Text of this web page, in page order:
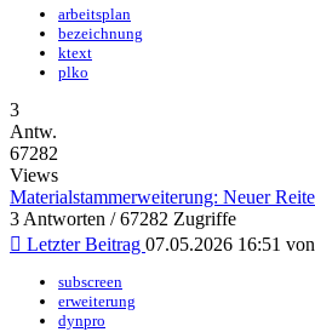
arbeitsplan
bezeichnung
ktext
plko
3
Antw.
67282
Views
Materialstammerweiterung: Neuer
3 Antworten / 67282 Zugriffe
Letzter Beitrag 07.05.2026 16:51 von
subscreen
erweiterung
dynpro